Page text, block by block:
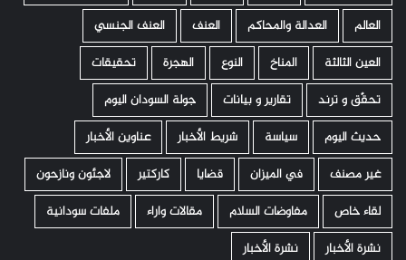
العالم
العدالة والمحاكم العنف
العنف الجنسي
العين الثالثة
المناخ النوع الهجرة
تحقيقات
تحقّق و ترند
تقارير و بيانات
جولة السودان اليوم
حديث اليوم
سياسة شريط الأخبار
عناوين الأخبار
غير مصنف
في الميزان قضايا كاركتير
لاجئون ونازحون
لقاء خاص
مفاوضات السلام مقالات واراء
ملفات سودانية
نشرة الأخبار
نشرة الأخبار